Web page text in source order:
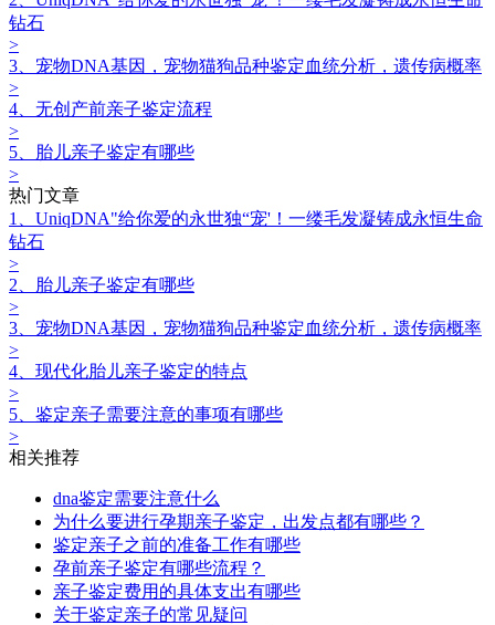
钻石
>
3、宠物DNA基因，宠物猫狗品种鉴定血统分析，遗传病概率
>
4、无创产前亲子鉴定流程
>
5、胎儿亲子鉴定有哪些
>
热门文章
1、UniqDNA"给你爱的永世独“宠'！一缕毛发凝铸成永恒生命
钻石
>
2、胎儿亲子鉴定有哪些
>
3、宠物DNA基因，宠物猫狗品种鉴定血统分析，遗传病概率
>
4、现代化胎儿亲子鉴定的特点
>
5、鉴定亲子需要注意的事项有哪些
>
相关推荐
dna鉴定需要注意什么
为什么要进行孕期亲子鉴定，出发点都有哪些？
鉴定亲子之前的准备工作有哪些
孕前亲子鉴定‍有哪些流程？
亲子鉴定费用的具体支出有哪些
关于鉴定亲子的常见疑问